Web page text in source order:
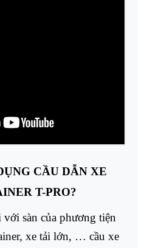
CẦU DẪN XE
T-PRO?
sàn của phương tiện
xe tải lớn, … cầu xe